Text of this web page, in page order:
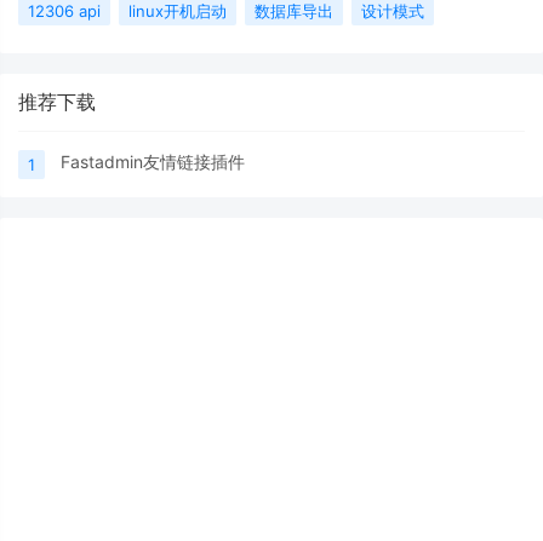
12306 api
linux开机启动 数据库导出 设计模式
推荐下载
1 Fastadmin友情链接插件